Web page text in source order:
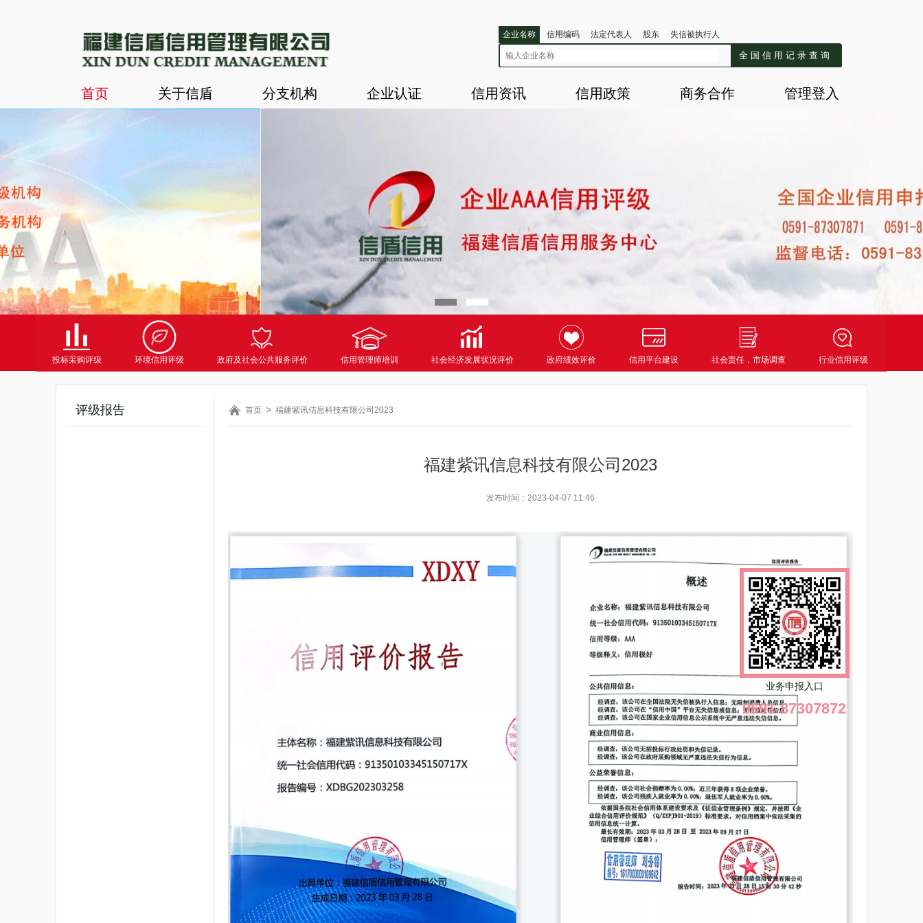
企业名称 信用编码 法定代表人 股东 失信被执行人
全国信用记录查询
首页 关于信盾 分支机构 企业认证 信用资讯 信用政策 商务合作 管理登入
投标采购评级 环境信用评级 政府及社会公共服务评价 信用管理师培训 社会经济发展状况评价 政府绩效评价 信用平台建设 社会责任，市场调查 行业信用评级
评级报告 首页 福建紫讯信息科技有限公司2023
福建紫讯信息科技有限公司2023
发布时间： 2023-04-07 11:46
业务申报入口
0591-87307872